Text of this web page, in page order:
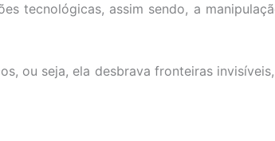
tecnológicas, assim sendo, a
ou seja, ela desbrava fronteiras